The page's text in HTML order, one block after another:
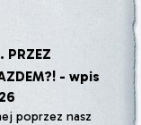
PRZEZ
- wpis
poprzez nasz